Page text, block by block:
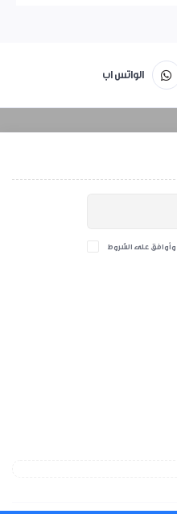
الواتس اب
وأوافق على الشروط